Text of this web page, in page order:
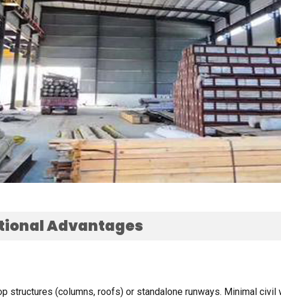
Advantages
structures (columns, roofs) or standalone runways. Minimal civil